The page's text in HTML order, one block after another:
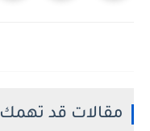
مقالات قد تهمك